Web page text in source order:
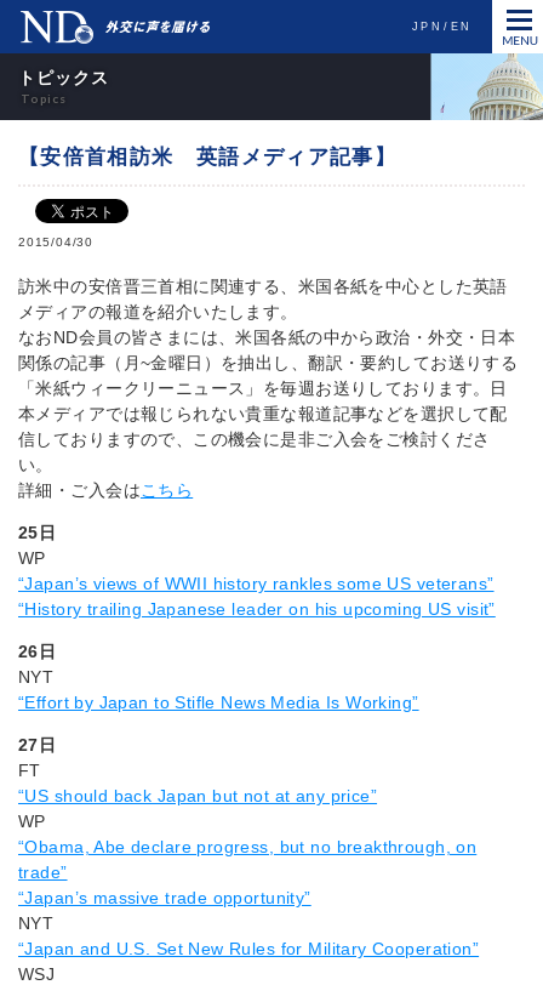
JPN EN
トピックス
【安倍首相訪米 英語メディア記事】
2015/04/30
訪米中の安倍晋三首相に関連する、米国各紙を中心とした英語
メディアの報道を紹介いたします。
なおND会員の皆さまには、米国各紙の中から政治・外交・日本
関係の記事（月~金曜日）を抽出し、翻訳・要約してお送りする
「米紙ウィークリーニュース」を毎週お送りしております。日
本メディアでは報じられない貴重な報道記事などを選択して配
信しておりますので、この機会に是非ご入会をご検討くださ
い。
詳細・ご入会はこちら
25日
WP
“Japan’s views of WWII history rankles some US veterans”
“History trailing Japanese leader on his upcoming US visit”
26日
NYT
“Effort by Japan to Stifle News Media Is Working”
27日
FT
“US should back Japan but not at any price”
WP
“Obama, Abe declare progress, but no breakthrough, on
trade”
“Japan’s massive trade opportunity”
NYT
“Japan and U.S. Set New Rules for Military Cooperation”
WSJ